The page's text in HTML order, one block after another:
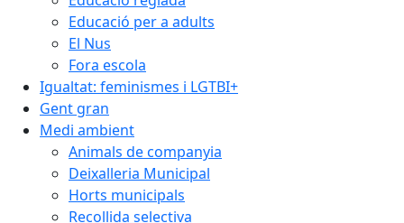
Educació per a adults
El Nus
Fora escola
Igualtat: feminismes i LGTBI+
Gent gran
Medi ambient
Animals de companyia
Deixalleria Municipal
Horts municipals
Recollida selectiva